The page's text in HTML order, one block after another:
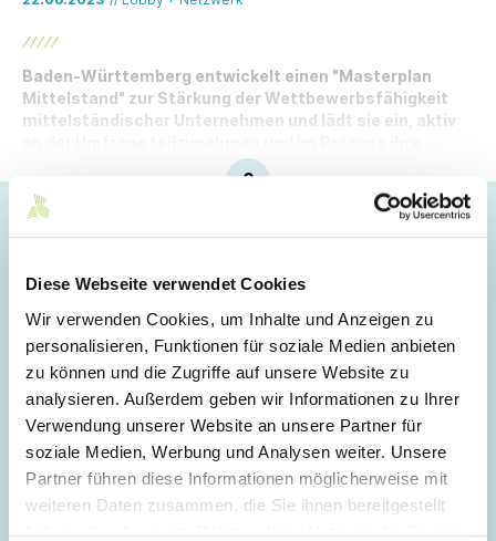
Diese Webseite verwendet Cookies
Wir verwenden Cookies, um Inhalte und Anzeigen zu
personalisieren, Funktionen für soziale Medien anbieten
zu können und die Zugriffe auf unsere Website zu
analysieren. Außerdem geben wir Informationen zu Ihrer
Verwendung unserer Website an unsere Partner für
soziale Medien, Werbung und Analysen weiter. Unsere
Partner führen diese Informationen möglicherweise mit
weiteren Daten zusammen, die Sie ihnen bereitgestellt
Baden-Württemberg entwickelt einen "Masterplan
Mittelstand" zur Stärkung der Wettbewerbsfähigkeit
mittelständischer Unternehmen und lädt sie ein, aktiv
Login
E-Mail